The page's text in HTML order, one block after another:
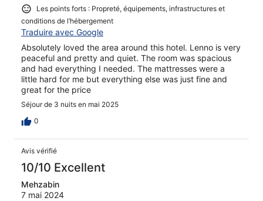
Les points forts : Propreté, équipements, infrastructures et
conditions de l’hébergement
Traduire avec Google
Absolutely loved the area around this hotel. Lenno is very
peaceful and pretty and quiet. The room was spacious
and had everything I needed. The mattresses were a
little hard for me but everything else was just fine and
great for the price
Séjour de 3 nuits en mai 2025
0
Avis vérifié
10/10 Excellent
Mehzabin
7 mai 2024